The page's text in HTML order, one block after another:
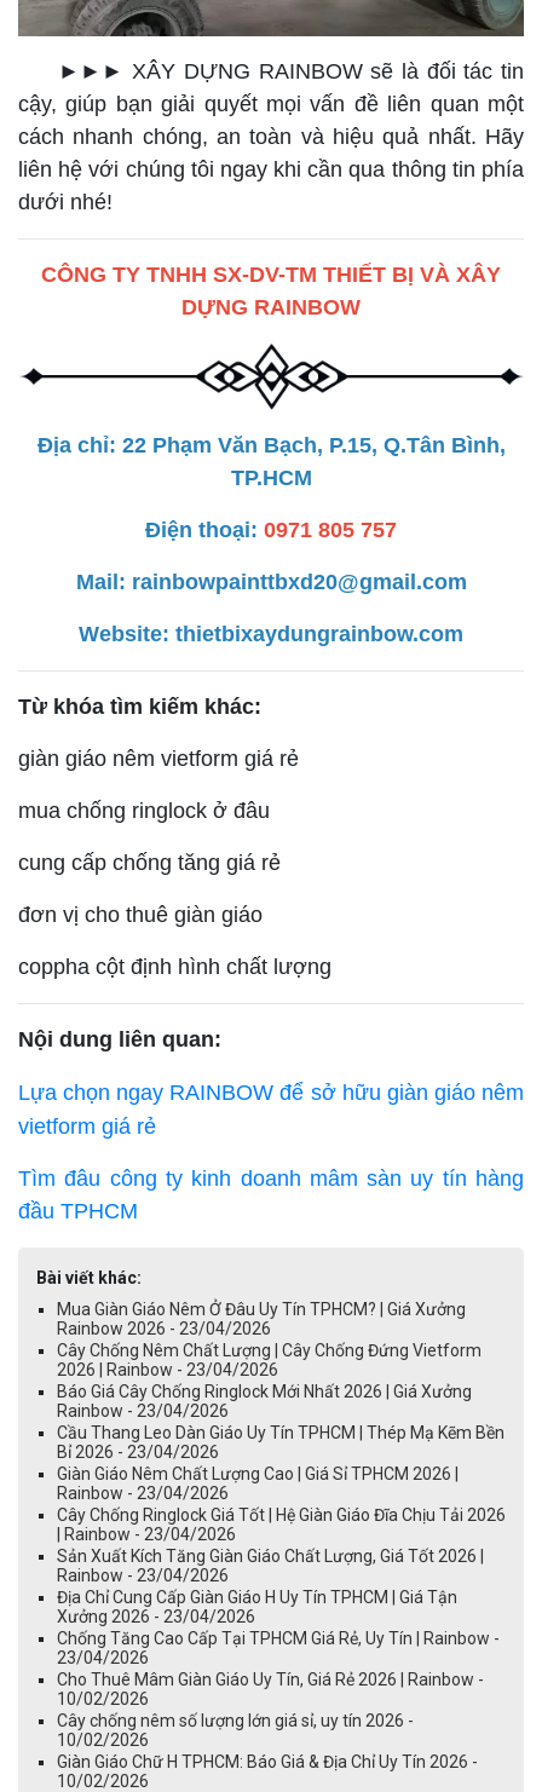
►►► XÂY DỰNG RAINBOW sẽ là đối tác tin
cậy, giúp bạn giải quyết mọi vấn đề liên quan một
cách nhanh chóng, an toàn và hiệu quả nhất. Hãy
liên hệ với chúng tôi ngay khi cần qua thông tin phía
dưới nhé!
CÔNG TY TNHH SX-DV-TM THIẾT BỊ VÀ XÂY
DỰNG RAINBOW
Địa chỉ: 22 Phạm Văn Bạch, P.15, Q.Tân Bình,
TP.HCM
Điện thoại: 0971 805 757
Mail: rainbowpainttbxd20@gmail.com
Website: thietbixaydungrainbow.com
Từ khóa tìm kiếm khác:
giàn giáo nêm vietform giá rẻ
mua chống ringlock ở đâu
cung cấp chống tăng giá rẻ
đơn vị cho thuê giàn giáo
coppha cột định hình chất lượng
Nội dung liên quan:
Lựa chọn ngay RAINBOW để sở hữu giàn giáo nêm
vietform giá rẻ
Tìm đâu công ty kinh doanh mâm sàn uy tín hàng
đầu TPHCM
Bài viết khác:
Mua Giàn Giáo Nêm Ở Đâu Uy Tín TPHCM? | Giá Xưởng
Rainbow 2026 - 23/04/2026
Cây Chống Nêm Chất Lượng | Cây Chống Đứng Vietform
2026 | Rainbow - 23/04/2026
Báo Giá Cây Chống Ringlock Mới Nhất 2026 | Giá Xưởng
Rainbow - 23/04/2026
Cầu Thang Leo Dàn Giáo Uy Tín TPHCM | Thép Mạ Kẽm Bền
Bỉ 2026 - 23/04/2026
Giàn Giáo Nêm Chất Lượng Cao | Giá Sỉ TPHCM 2026 |
Rainbow - 23/04/2026
Cây Chống Ringlock Giá Tốt | Hệ Giàn Giáo Đĩa Chịu Tải 2026
| Rainbow - 23/04/2026
Sản Xuất Kích Tăng Giàn Giáo Chất Lượng, Giá Tốt 2026 |
Rainbow - 23/04/2026
Địa Chỉ Cung Cấp Giàn Giáo H Uy Tín TPHCM | Giá Tận
Xưởng 2026 - 23/04/2026
Chống Tăng Cao Cấp Tại TPHCM Giá Rẻ, Uy Tín | Rainbow -
23/04/2026
Cho Thuê Mâm Giàn Giáo Uy Tín, Giá Rẻ 2026 | Rainbow -
10/02/2026
Cây chống nêm số lượng lớn giá sỉ, uy tín 2026 -
10/02/2026
Giàn Giáo Chữ H TPHCM: Báo Giá & Địa Chỉ Uy Tín 2026 -
10/02/2026